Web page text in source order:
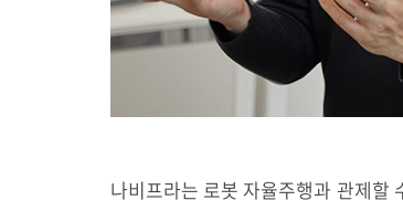
나비프라는 로봇 자율주행과 관제할